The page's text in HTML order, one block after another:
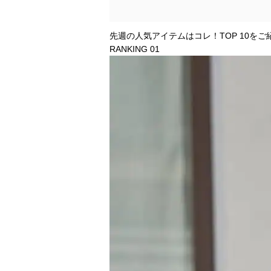
先週の人気アイテムはコレ！TOP 10を
RANKING 01